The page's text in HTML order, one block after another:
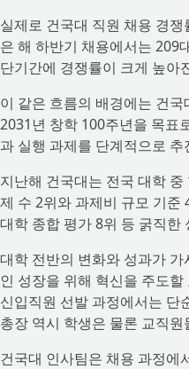
실제로 건국대 직원 채용 경
은 해 하반기 채용에서는 209
단기간에 경쟁률이 크게 높아
이 같은 흐름의 배경에는 건
2031년 창학 100주년을 목표
과 실행 과제를 단계적으로 추
지난해 건국대는 전국 대학
제 수 2위와 과제비 규모 기준
대학 종합 평가 8위 등 굵직한
대학 전반의 변화와 성과가
인 성장을 위해 혁신을 주도
신입직원 선발 과정에서는 단
총장 역시 학생은 물론 교직
건국대 인사팀은 채용 과정에